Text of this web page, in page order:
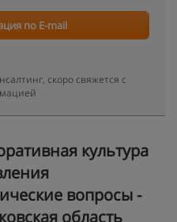
по E-mail
скоро свяжется с
культура
вопросы -
область